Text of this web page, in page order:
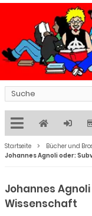
Startseite Bücher und
Johannes Agnoli oder:
Johannes
Wissenschaft